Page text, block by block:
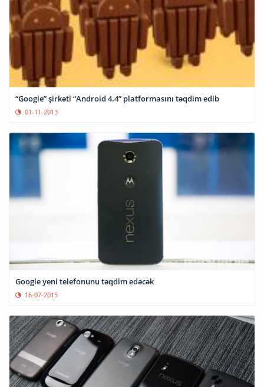
“Google” şirkəti “Android 4.4” platformasını təqdim edib
01-11-2013
Google yeni telefonunu təqdim edəcək
16-07-2015